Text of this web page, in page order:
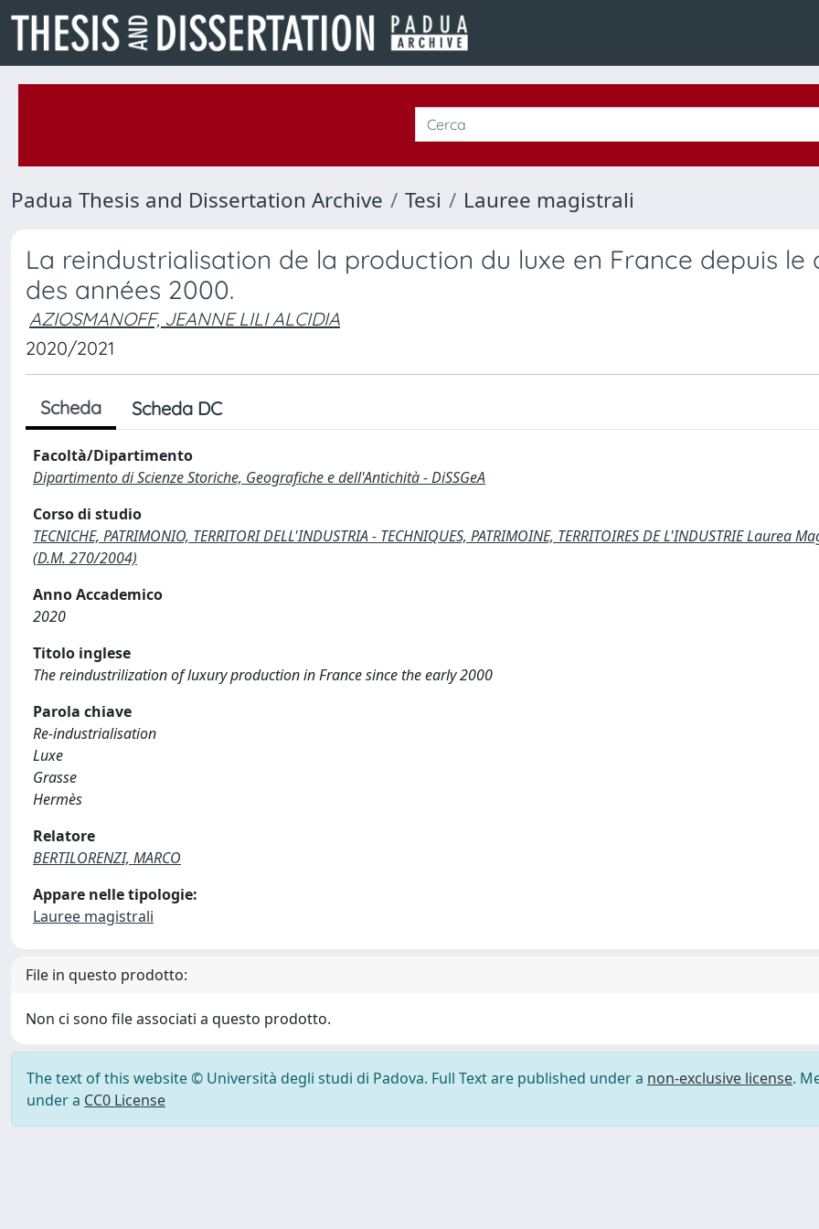
Padua Thesis and Dissertation Archive Tesi Lauree magistrali
La reindustrialisation de la production du luxe en France depuis le
des années 2000.
AZIOSMANOFF, JEANNE LILI ALCIDIA
2020/2021
Scheda Scheda DC
Facoltà/Dipartimento
Dipartimento di Scienze Storiche, Geografiche e dell'Antichità - DiSSGeA
Corso di studio
TECNICHE, PATRIMONIO, TERRITORI DELL'INDUSTRIA - TECHNIQUES, PATRIMOINE, TERRITOIRES DE L'INDUSTRIE Laurea
(D.M. 270/2004)
Anno Accademico
2020
Titolo inglese
The reindustrilization of luxury production in France since the early 2000
Parola chiave
Re-industrialisation
Luxe
Grasse
Hermès
Relatore
BERTILORENZI, MARCO
Appare nelle tipologie:
Lauree magistrali
File in questo prodotto:
Non ci sono file associati a questo prodotto.
The text of this website © Università degli studi di Padova. Full Text are published under a non-exclusive license.
under a CC0 License